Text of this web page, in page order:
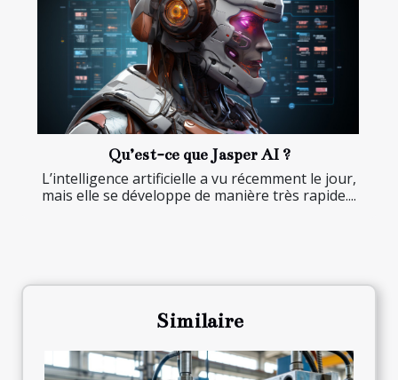
Qu’est-ce que Jasper AI ?
L’intelligence artificielle a vu récemment le jour,
mais elle se développe de manière très rapide....
Similaire